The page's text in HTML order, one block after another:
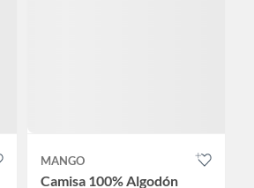
MANGO
Camisa 100% Algodón